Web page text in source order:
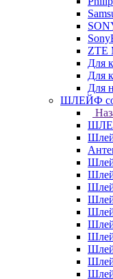
ZTE
Для
Для
Для
ШЛЕЙФ